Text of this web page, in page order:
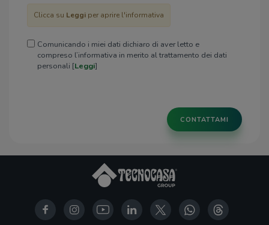
Clicca su Leggi per aprire l'informativa
Comunicando i miei dati dichiaro di aver letto e
compreso l’informativa in merito al trattamento dei dati
personali [Leggi]
CONTATTAMI